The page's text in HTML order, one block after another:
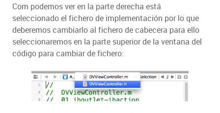
Com podemos ver en la parte derecha está
seleccionado el fichero de implementación por lo que
deberemos cambiarlo al fichero de cabecera para ello
seleccionaremos en la parte superior de la ventana del
código para cambiar de fichero: